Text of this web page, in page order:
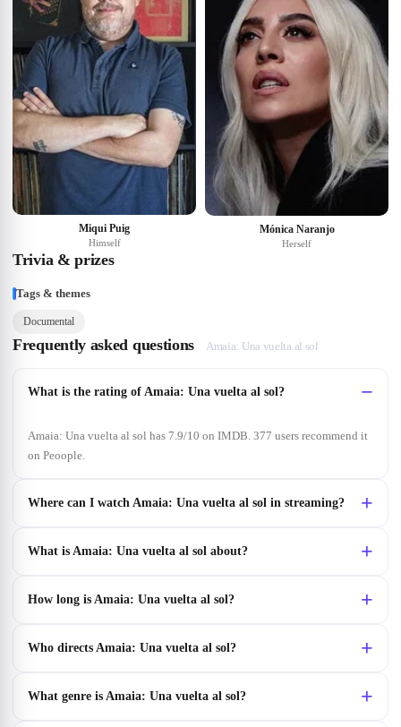
Miqui Puig
Himself
Mónica Naranjo
Herself
Trivia & prizes
Tags & themes
Documental
Frequently asked questions Amaia: Una vuelta al sol
What is the rating of Amaia: Una vuelta al sol?
Amaia: Una vuelta al sol has 7.9/10 on IMDB. 377 users recommend it
on Peoople.
Where can I watch Amaia: Una vuelta al sol in streaming?
What is Amaia: Una vuelta al sol about?
How long is Amaia: Una vuelta al sol?
Who directs Amaia: Una vuelta al sol?
What genre is Amaia: Una vuelta al sol?